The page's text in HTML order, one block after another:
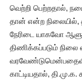
வெற்றி பெற்றதால்,
தான் என்ற நிலையில்,
நேரிடை யாகவோ
திணிக்கப்படும் நிலை
காட்டியதால்,